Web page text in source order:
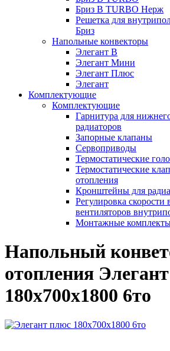
Бриз В TURBO Нерж
Решетка для
Бриз
Напольные конвекторы
Элегант В
Элегант Мини
Элегант Плюс
Элегант
Комплектующие
Комплектующие
Гарнитура для
радиаторов
Запорные клапаны
Сервоприводы
Термостатические
Термостатические
отопления
Кронштейны для
Регулировка скорости
вентиляторов
Монтажные
Напольный
отопления
180x700x1800 6то